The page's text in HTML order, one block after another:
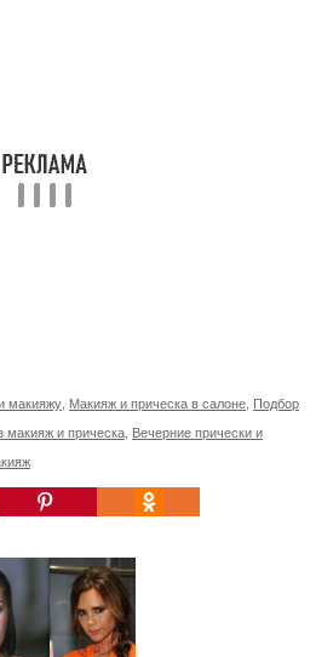
макияжу Макияж и прическа в салоне Подбор
макияж и прическа Вечерние прически и